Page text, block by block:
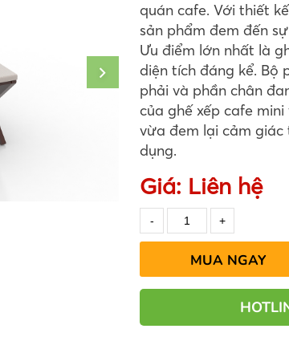
quán cafe. Với thiết
sản phẩm đem đến
Ưu điểm lớn nhất là
diện tích đáng kể. Bộ
phải và phần chân
của ghế xếp cafe
vừa đem lại cảm
dụng.
Giá: Liên hệ
MUA NGAY